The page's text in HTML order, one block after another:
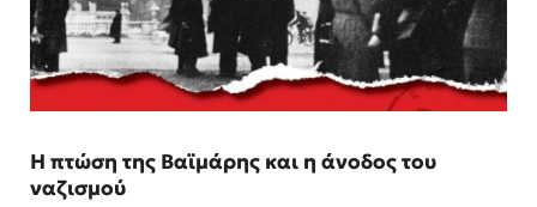
Η πτώση της Βαϊμάρης και η άνοδος του
ναζισμού